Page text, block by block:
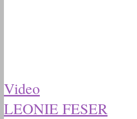
Video
LEONIE FESER